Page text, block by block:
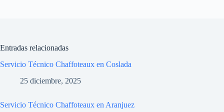
Entradas relacionadas
Servicio Técnico Chaffoteaux en Coslada
25 diciembre, 2025
Servicio Técnico Chaffoteaux en Aranjuez